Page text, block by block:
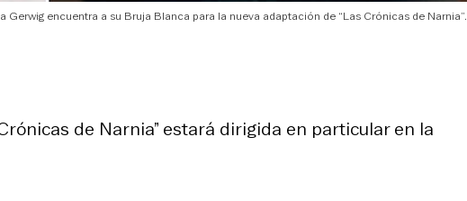
Gerwig encuentra a su Bruja Blanca para la nueva adaptación de “Las Crónicas de Narnia”.
de Narnia” estará dirigida en particular en la